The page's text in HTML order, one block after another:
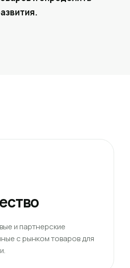
и партнерские
с рынком товаров для